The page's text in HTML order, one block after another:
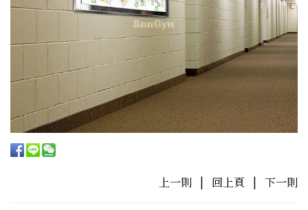
上一則 | 回上頁 | 下一則